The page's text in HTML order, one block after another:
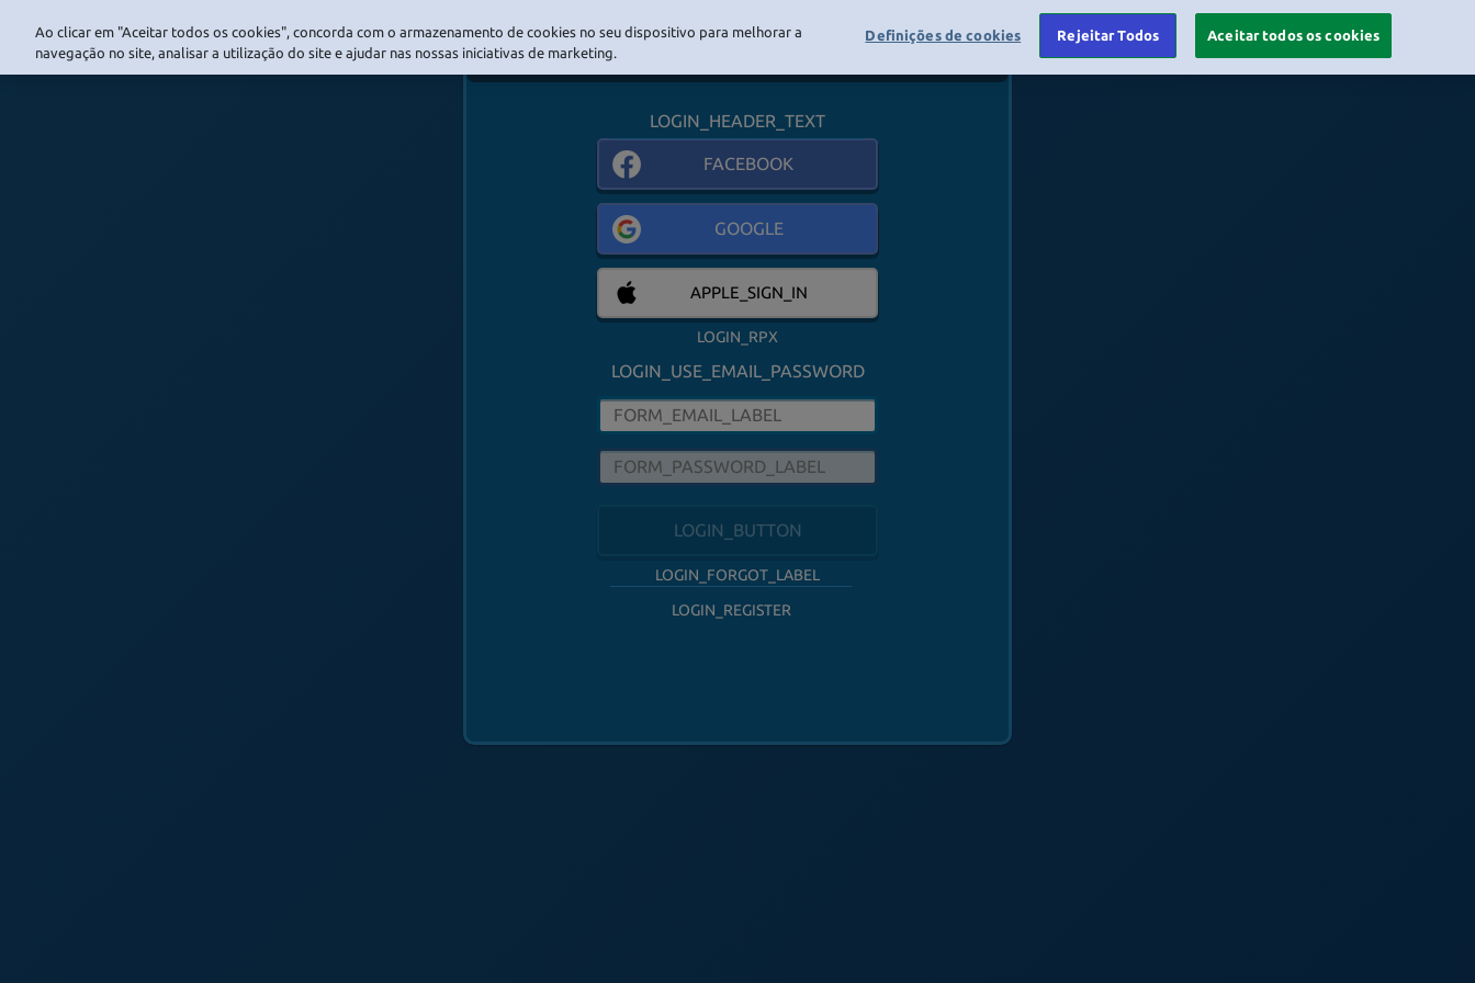
LOGIN_HEADER_TEXT
FACEBOOK
GOOGLE
APPLE_SIGN_IN
LOGIN_RPX
LOGIN_USE_EMAIL_PASSWORD
LOGIN_BUTTON
LOGIN_FORGOT_LABEL
LOGIN_REGISTER
Ao clicar em "Aceitar todos os cookies", concorda com o armazenamento de cookies no seu dispositivo para melhorar a
navegação no site, analisar a utilização do site e ajudar nas nossas iniciativas de marketing.
Definições de cookies Rejeitar Todos Aceitar todos os cookies